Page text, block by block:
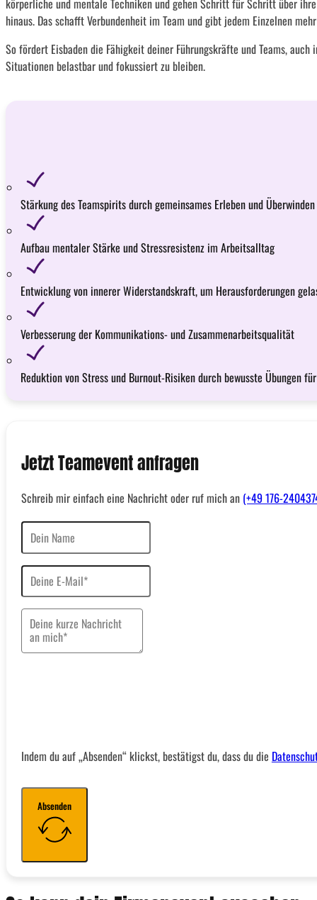
körperliche und mentale Techniken und gehen Schritt für Schritt über
hinaus. Das schafft Verbundenheit im Team und gibt jedem Einzelnen
So fördert Eisbaden die Fähigkeit deiner Führungskräfte und Teams, auch
Situationen belastbar und fokussiert zu bleiben.
Stärkung des Teamspirits durch gemeinsames Erleben und
Aufbau mentaler Stärke und Stressresistenz im Arbeitsalltag
Entwicklung von innerer Widerstandskraft, um Herausforderungen
Verbesserung der Kommunikations- und Zusammenarbeitsqualität
Reduktion von Stress und Burnout-Risiken durch bewusste Übungen
Jetzt Teamevent anfragen
Schreib mir einfach eine Nachricht oder ruf mich an (+49 176-
Indem du auf „Absenden“ klickst, bestätigst du, dass du die
Absenden